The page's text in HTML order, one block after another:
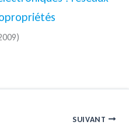
SUIVANT